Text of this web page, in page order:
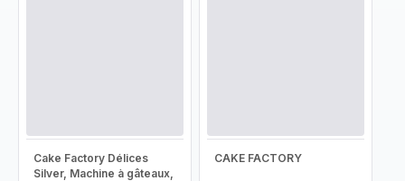
Cake Factory Délices
Silver, Machine à gâteaux,
CAKE FACTORY